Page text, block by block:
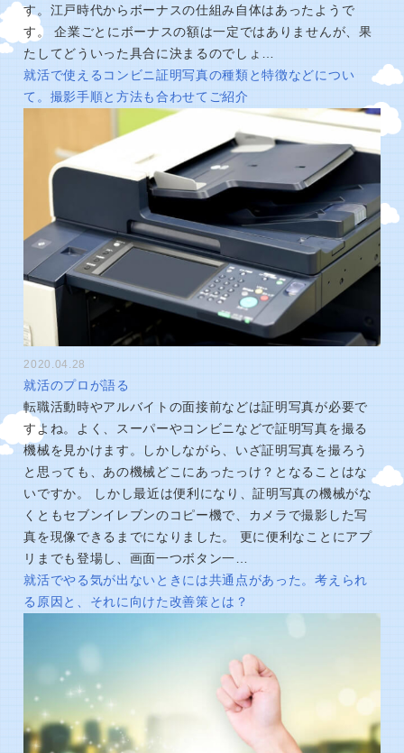
す。江戸時代からボーナスの仕組み自体はあったようで
す。 企業ごとにボーナスの額は一定ではありませんが、果
たしてどういった具合に決まるのでしょ…
就活で使えるコンビニ証明写真の種類と特徴などについ
て。撮影手順と方法も合わせてご紹介
2020.04.28
就活のプロが語る
転職活動時やアルバイトの面接前などは証明写真が必要で
すよね。よく、スーパーやコンビニなどで証明写真を撮る
機械を見かけます。しかしながら、いざ証明写真を撮ろう
と思っても、あの機械どこにあったっけ？となることはな
いですか。 しかし最近は便利になり、証明写真の機械がな
くともセブンイレブンのコピー機で、カメラで撮影した写
真を現像できるまでになりました。 更に便利なことにアプ
リまでも登場し、画面一つボタン一…
就活でやる気が出ないときには共通点があった。考えられ
る原因と、それに向けた改善策とは？